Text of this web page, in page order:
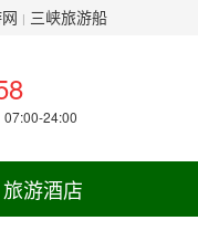
| 三峡旅游船
07:00-24:00
旅游酒店